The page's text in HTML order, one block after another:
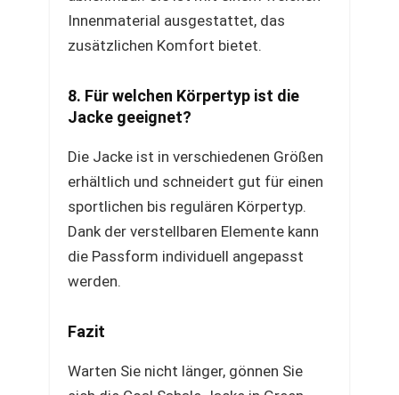
Innenmaterial ausgestattet, das
zusätzlichen Komfort bietet.
8. Für welchen Körpertyp ist die
Jacke geeignet?
Die Jacke ist in verschiedenen Größen
erhältlich und schneidert gut für einen
sportlichen bis regulären Körpertyp.
Dank der verstellbaren Elemente kann
die Passform individuell angepasst
werden.
Fazit
Warten Sie nicht länger, gönnen Sie